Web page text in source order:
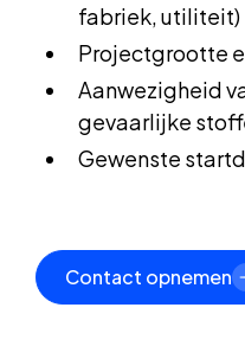
fabriek, utiliteit)
Projectgrootte
Aanwezigheid
gevaarlijke
Gewenste
Contact opnemen